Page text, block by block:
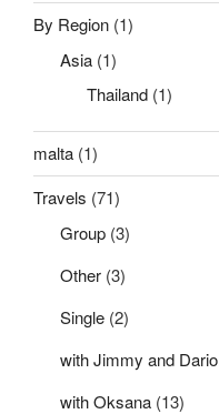
By Region (1)
Asia (1)
Thailand (1)
malta (1)
Travels (71)
Group (3)
Other (3)
Single (2)
with Jimmy and Dario
with Oksana (13)